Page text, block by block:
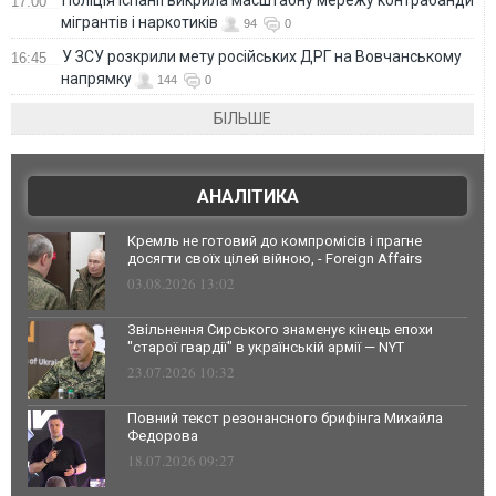
мігрантів і наркотиків
94 0
16:45
У ЗСУ розкрили мету російських ДРГ на Вовчанському
напрямку
144 0
БІЛЬШЕ
АНАЛІТИКА
Кремль не готовий до компромісів і прагне
досягти своїх цілей війною, - Foreign Affairs
03.08.2026 13:02
Звільнення Сирського знаменує кінець епохи
"старої гвардії" в українській армії — NYT
23.07.2026 10:32
Повний текст резонансного брифінга Михайла
Федорова
18.07.2026 09:27